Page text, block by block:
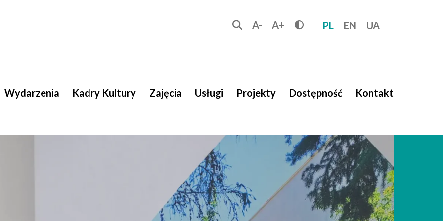
A- A+ Tryb ciemny / Wyświetlaj czarne tło i
PL EN UA
Wydarzenia Kadry Kultury Zajęcia Usługi Projekty Dostępność Kontakt